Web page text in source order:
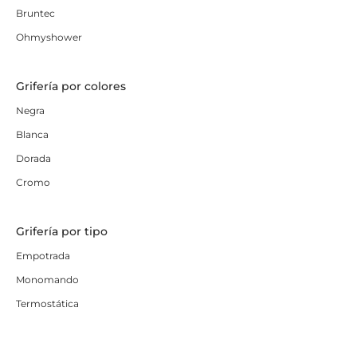
Bruntec
Ohmyshower
Grifería por colores
Negra
Blanca
Dorada
Cromo
Grifería por tipo
Empotrada
Monomando
Termostática